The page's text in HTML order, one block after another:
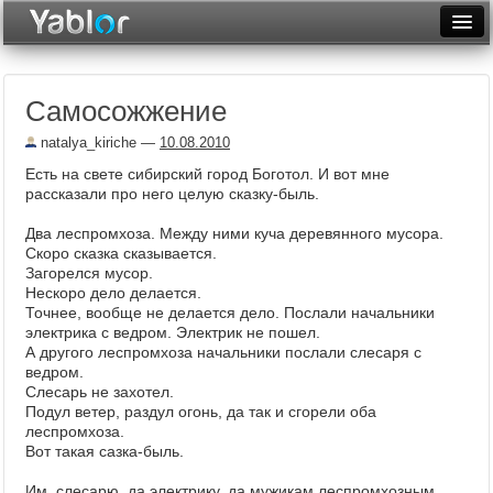
Неделя
Месяц
Рейтинги
Архив
Видеотоп
Самосожжение
natalya_kiriche — 10.08.2010
Есть на свете сибирский город Боготол. И вот мне
рассказали про него целую сказку-быль.
Два леспромхоза. Между ними куча деревянного мусора.
Скоро сказка сказывается.
Загорелся мусор.
Нескоро дело делается.
Точнее, вообще не делается дело. Послали начальники
электрика с ведром. Электрик не пошел.
А другого леспромхоза начальники послали слесаря с
ведром.
Слесарь не захотел.
Подул ветер, раздул огонь, да так и сгорели оба
леспромхоза.
Вот такая сазка-быль.